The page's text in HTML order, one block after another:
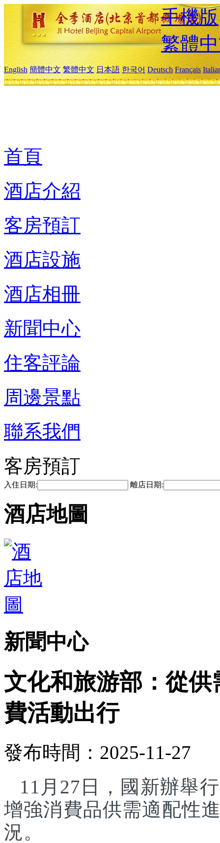
手機版
繁體
English 簡體中文 繁體中文 日本語 한국어 Deutsch Français
首頁
酒店介紹
客房預訂
酒店設施
酒店相冊
新聞中心
住客評論
周邊景點
聯系我們
客房預訂
入住日期: 離店日期:
酒店地圖
新聞中心
文化和旅游部：從
費活動出行
發布時間：2025-11-27
11月27日，國新辦舉
增強消費品供需適配性
況。